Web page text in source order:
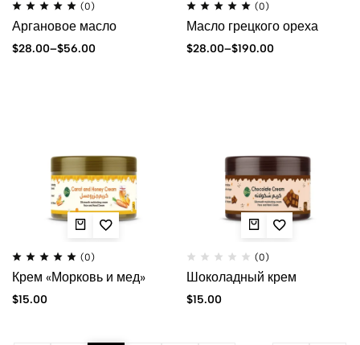
(0)
Аргановое масло
$28.00–$56.00
(0)
Масло грецкого ореха
$28.00–$190.00
(0)
Крем «Морковь и мед»
$15.00
(0)
Шоколадный крем
$15.00